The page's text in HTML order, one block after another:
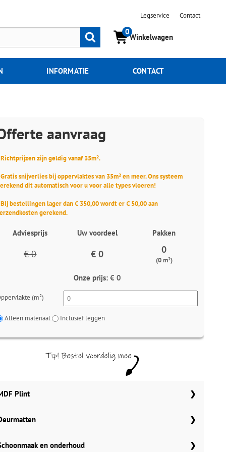
Legservice Contact
0
Winkelwagen
Zoeken
INFORMATIE CONTACT
aanvraag
zijn geldig vanaf 35m².
snijverlies bij oppervlaktes van 35m² en meer. Ons systeem
dit automatisch voor u voor alle types vloeren!
bestellingen lager dan € 350,00 wordt er € 50,00 aan
gerekend.
Adviesprijs Uw voordeel Pakken
€ 0 € 0 0
(0 m²)
Onze prijs: € 0
(m²)
Alleen materiaal Inclusief leggen
Plint
70x12 mm
MDF plinten 70x12 mm
90x12 mmen onderhoud